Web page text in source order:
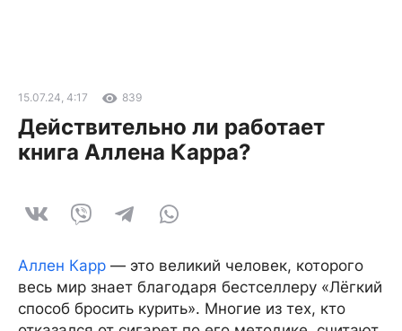
15.07.24, 4:17 839
Действительно ли работает
книга Аллена Карра?
Аллен Карр — это великий человек, которого
весь мир знает благодаря бестселлеру «Лёгкий
способ бросить курить». Многие из тех, кто